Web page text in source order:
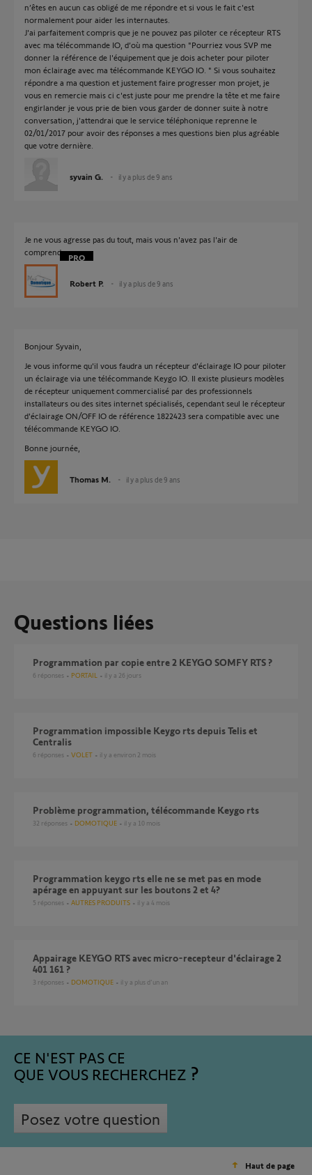
n’êtes en aucun cas obligé de me répondre et si vous le fait c'est
normalement pour aider les internautes.
J'ai parfaitement compris que je ne pouvez pas piloter ce récepteur RTS
avec ma télécommande IO, d’où ma question "Pourriez vous SVP me
donner la référence de l'équipement que je dois acheter pour piloter
mon éclairage avec ma télécommande KEYGO IO. " Si vous souhaitez
répondre a ma question et justement faire progresser mon projet, je
vous en remercie mais ci c'est juste pour me prendre la tête et me faire
engirlander je vous prie de bien vous garder de donner suite à notre
conversation, j'attendrai que le service téléphonique reprenne le
02/01/2017 pour avoir des réponses a mes questions bien plus agréable
que votre dernière.
syvain G. il y a plus de 9 ans
Je ne vous agresse pas du tout, mais vous n'avez pas l'air de
comprendre...
Robert P. il y a plus de 9 ans
Bonjour Syvain,
Je vous informe qu'il vous faudra un récepteur d'éclairage IO pour piloter
un éclairage via une télécommande Keygo IO. Il existe plusieurs modèles
de récepteur uniquement commercialisé par des professionnels
installateurs ou des sites internet spécialisés, cependant seul le récepteur
d'éclairage ON/OFF IO de référence 1822423 sera compatible avec une
télécommande KEYGO IO.
Bonne journée,
Thomas M. il y a plus de 9 ans
Questions liées
Programmation par copie entre 2 KEYGO SOMFY RTS ?
6 réponses PORTAIL il y a 26 jours
Programmation impossible Keygo rts depuis Telis et
Centralis
6 réponses VOLET il y a environ 2 mois
Problème programmation, télécommande Keygo rts
32 réponses DOMOTIQUE il y a 10 mois
Programmation keygo rts elle ne se met pas en mode
apérage en appuyant sur les boutons 2 et 4?
5 réponses AUTRES PRODUITS il y a 4 mois
Appairage KEYGO RTS avec micro-recepteur d'éclairage 2
401 161 ?
3 réponses DOMOTIQUE il y a plus d'un an
CE N'EST PAS CE
QUE VOUS RECHERCHEZ
Posez votre question
Haut de page